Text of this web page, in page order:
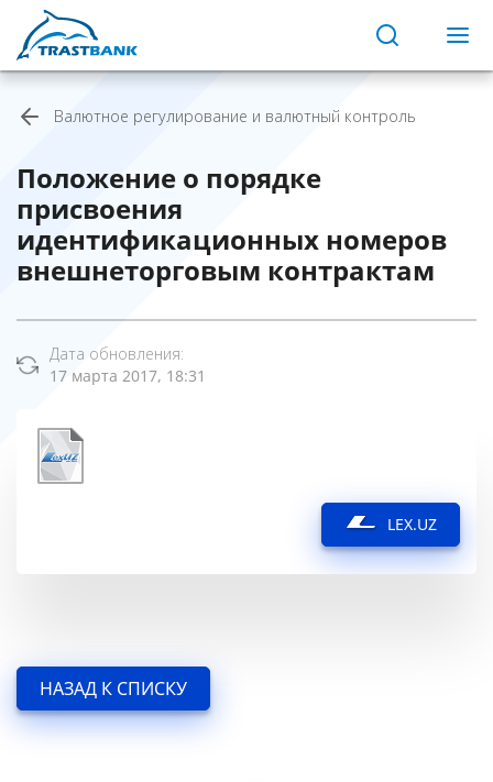
Валютное регулирование и валютный контроль
Положение о порядке
присвоения
идентификационных номеров
внешнеторговым контрактам
Дата обновления:
17 марта 2017, 18:31
LEX.UZ
НАЗАД К СПИСКУ